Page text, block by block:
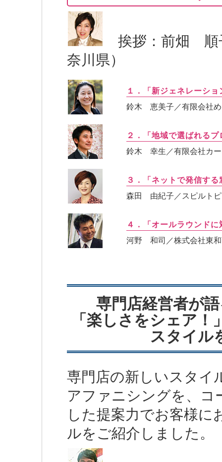
挨拶：前畑 順
奈川県）
１．「新ジェネレーシ
鈴木 恵美子／有限会社
２．「地域で選ばれる
鈴木 幸生／有限会社カ
３．「ネットで発信す
森田 由紀子／スピルト
４．「オールラウンド
河野 和司／株式会社東
専門店経営者が
「楽しさをシェア
スタイル
専門店の新しいスタイ
アファニシングを、コ
した提案力でお客様に
ルをご紹介しました。